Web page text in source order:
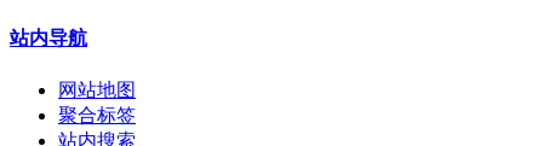
站内导航
网站地图
聚合标签
站内搜索